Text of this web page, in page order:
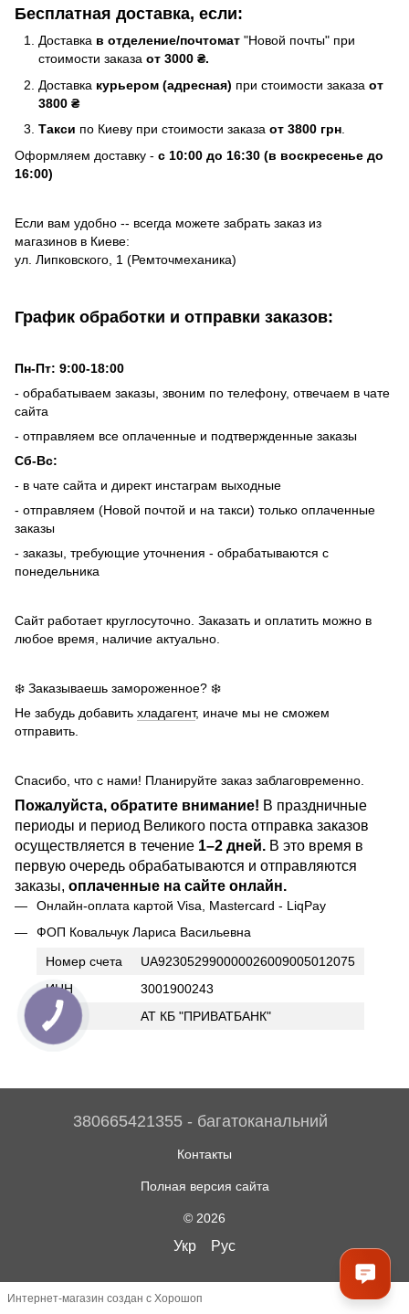
Бесплатная доставка, если:
Доставка в отделение/почтомат "Новой почты" при
стоимости заказа от 3000 ₴.
Доставка курьером (адресная) при стоимости заказа от
3800 ₴
Такси по Киеву при стоимости заказа от 3800 грн
Оформляем доставку - с 10:00 до 16:30 (в воскресенье до
16:00)
Если вам удобно -- всегда можете забрать заказ из
магазинов в Киеве:
ул. Липковского, 1 (Ремточмеханика)
График обработки и отправки заказов:
Пн-Пт: 9:00-18:00
- обрабатываем заказы, звоним по телефону, отвечаем в чате
сайта
- отправляем все оплаченные и подтвержденные заказы
Сб-Вс:
- в чате сайта и директ инстаграм выходные
- отправляем (Новой почтой и на такси) только оплаченные
заказы
- заказы, требующие уточнения - обрабатываются с
понедельника
Сайт работает круглосуточно. Заказать и оплатить можно в
любое время, наличие актуально.
❄️ Заказываешь замороженное? ❄️
Не забудь добавить хладагент, иначе мы не сможем
отправить.
Спасибо, что с нами! Планируйте заказ заблаговременно.
Пожалуйста, обратите внимание! В праздничные
периоды и период Великого поста отправка заказов
осуществляется в течение 1–2 дней. В это время в
первую очередь обрабатываются и отправляются
заказы, оплаченные на сайте онлайн.
Онлайн-оплата картой Visa, Mastercard - LiqPay
ФОП Ковальчук Лариса Васильевна
Номер счета
UA923052990000026009005012075
ИНН
3001900243
Банк
АТ КБ "ПРИВАТБАНК"
380665421355 - багатоканальний
Контакты
Полная версия сайта
© 2026
Укр Рус
Интернет-магазин создан с Хорошоп